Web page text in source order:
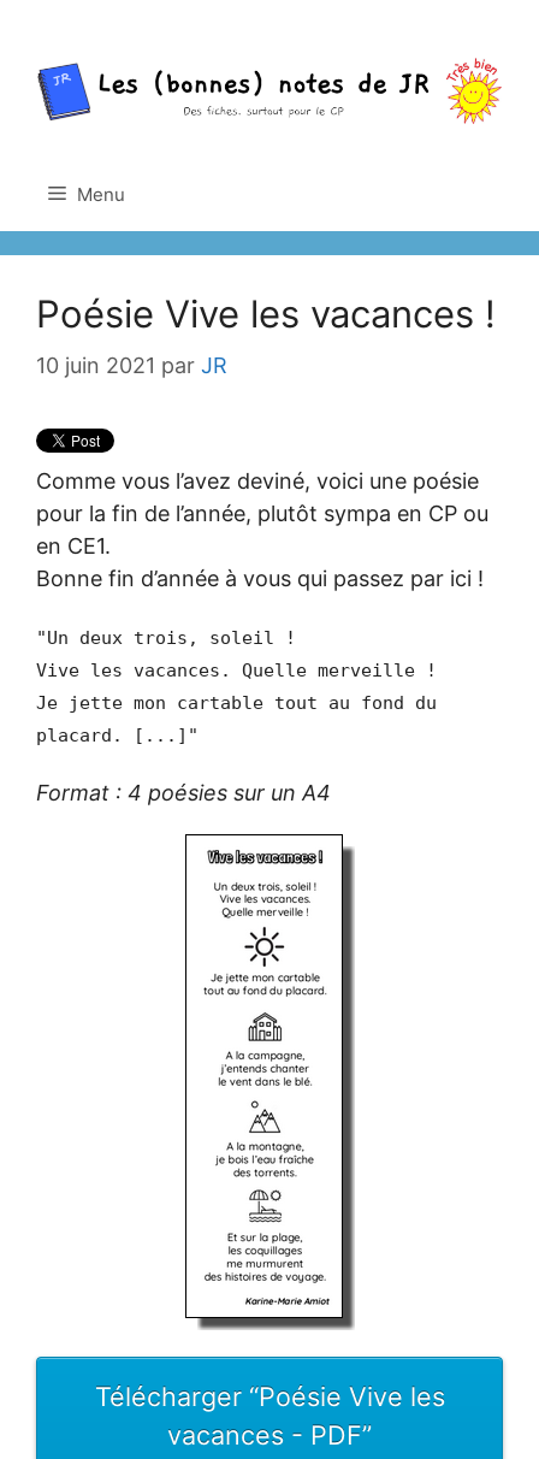
contenu
Menu
Poésie Vive les vacances !
10 juin 2021 par JR
Comme vous l’avez deviné, voici une poésie
pour la fin de l’année, plutôt sympa en CP ou
en CE1.
Bonne fin d’année à vous qui passez par ici !
"Un deux trois, soleil !
Vive les vacances. Quelle merveille !
Je jette mon cartable tout au fond du
placard. [...]"
Format : 4 poésies sur un A4
Télécharger “Poésie Vive les
vacances - PDF”